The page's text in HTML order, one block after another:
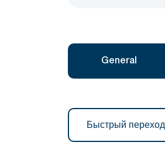
General
Быстрый переход